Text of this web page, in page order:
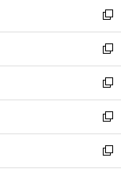
く
で
開
く
ド
ウ
で
開
く
ィ
ン
ド
ウ
で
開
く
い
ウ
ィ
ン
ド
ウ
で
開
く
新
し
い
ウ
ィ
ン
ド
ウ
で
新
し
い
ウ
ィ
ン
ド
新
し
い
ウ
ィ
新
し
い
新